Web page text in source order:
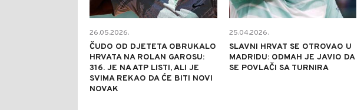
26.05.2026.
ČUDO OD DJETETA OBRUKALO
HRVATA NA ROLAN GAROSU:
316. JE NA ATP LISTI, ALI JE
SVIMA REKAO DA ĆE BITI NOVI
NOVAK
25.04.2026.
SLAVNI HRVAT SE OTROVAO U
MADRIDU: ODMAH JE JAVIO DA
SE POVLAČI SA TURNIRA